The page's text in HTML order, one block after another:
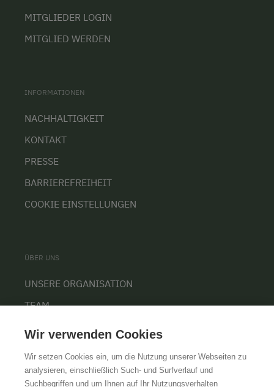
MITGLIEDER LOGIN
MITGLIED WERDEN
INFORMATIONEN
NACHHALTIGKEIT
KONTAKT
PRESSE
BARRIEREFREIHEIT
COOKIE EINSTELLUNGEN
ÜBER UNS
UNSERE ORGANISATION
TEAM
KARRIERE
Wir verwenden Cookies
Wir setzen Cookies ein, um die Nutzung unserer Webseiten zu
analysieren, einschließlich Such- und Surfverlauf und
Suchbegriffen und um Ihnen auf Ihr Nutzungsverhalten